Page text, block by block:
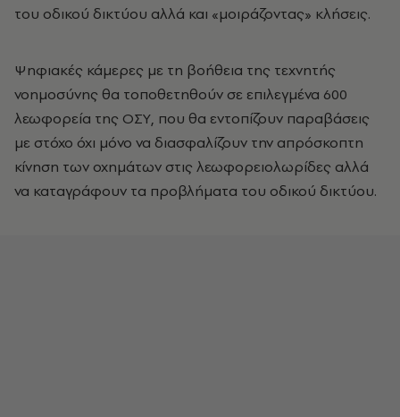
του οδικού δικτύου αλλά και «μοιράζοντας» κλήσεις.
Ψηφιακές κάμερες με τη βοήθεια της τεχνητής
νοημοσύνης θα τοποθετηθούν σε επιλεγμένα 600
λεωφορεία της ΟΣΥ, που θα εντοπίζουν παραβάσεις
με στόχο όχι μόνο να διασφαλίζουν την απρόσκοπτη
κίνηση των οχημάτων στις λεωφορειολωρίδες αλλά
να καταγράφουν τα προβλήματα του οδικού δικτύου.